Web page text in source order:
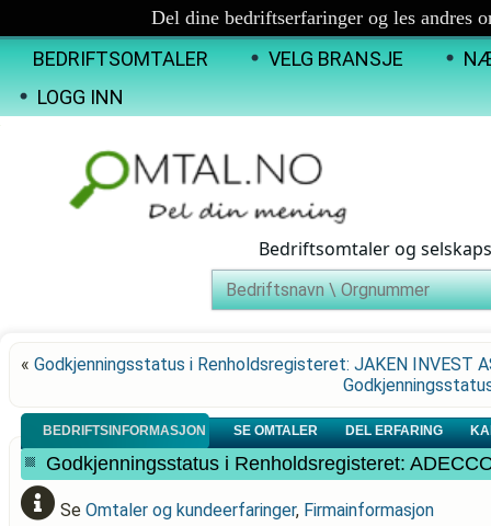
Del dine bedriftserfaringer og les andres
BEDRIFTSOMTALER VELG BRANSJE
LOGG INN
Bedriftsomtaler og
« Godkjenningsstatus i Renholdsregisteret: JAKEN INVEST
BEDRIFTSINFORMASJON SE OMTALER DEL ERFARING
Godkjenningsstatus i Renholdsregisteret:
Se Omtaler og kundeerfaringer, Firmainformasjon